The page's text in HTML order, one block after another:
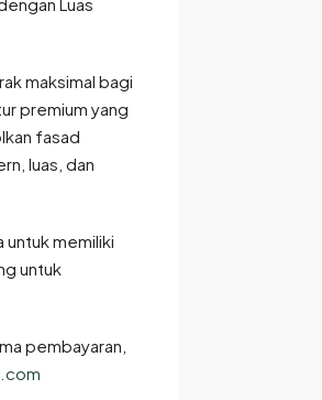
maksimal bagi
premium yang
fasad
luas, dan
untuk memiliki
untuk
pembayaran,